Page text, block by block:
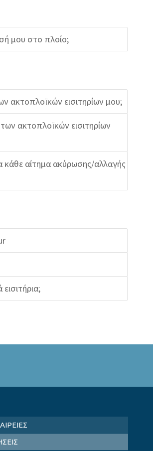
μου στο πλοίο;
ακτοπλοϊκών εισιτηρίων μου;
ακτοπλοϊκών εισιτηρίων
κάθε αίτημα ακύρωσης/αλλαγής